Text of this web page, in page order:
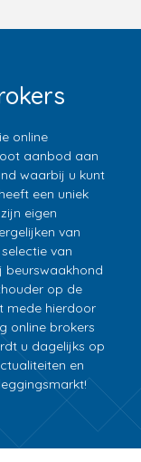
online
aanbod aan
waarbij u kunt
een uniek
eigen
van
van
beurswaakhond
op de
mede hierdoor
online brokers
u dagelijks op
en